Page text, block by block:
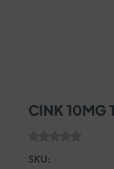
CINK 10MG
SKU: